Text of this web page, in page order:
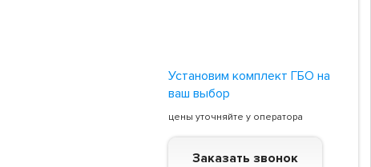
Установим комплект ГБО на
ваш выбор
цены уточняйте у оператора
Заказать звонок